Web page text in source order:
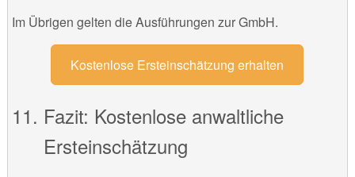
Im Übrigen gelten die Ausführungen zur GmbH.
Kostenlose Ersteinschätzung erhalten
Fazit: Kostenlose anwaltliche
Ersteinschätzung